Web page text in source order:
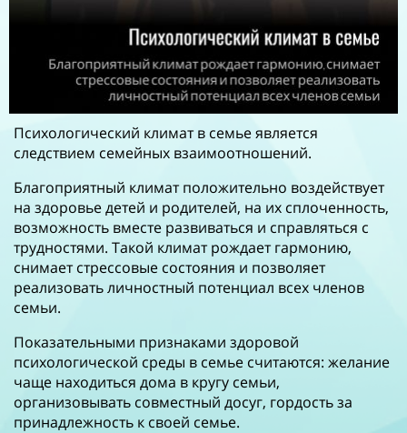
Психологический климат в семье является
следствием семейных взаимоотношений.
Благоприятный климат положительно воздействует
на здоровье детей и родителей, на их сплоченность,
возможность вместе развиваться и справляться с
трудностями. Такой климат рождает гармонию,
снимает стрессовые состояния и позволяет
реализовать личностный потенциал всех членов
семьи.
Показательными признаками здоровой
психологической среды в семье считаются: желание
чаще находиться дома в кругу семьи,
организовывать совместный досуг, гордость за
принадлежность к своей семье.